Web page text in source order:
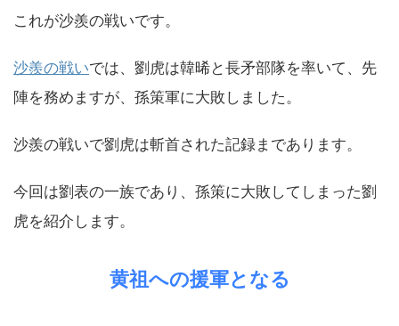
これが沙羨の戦いです。
沙羨の戦いでは、劉虎は韓晞と長矛部隊を率いて、先
陣を務めますが、孫策軍に大敗しました。
沙羨の戦いで劉虎は斬首された記録まであります。
今回は劉表の一族であり、孫策に大敗してしまった劉
虎を紹介します。
黄祖への援軍となる